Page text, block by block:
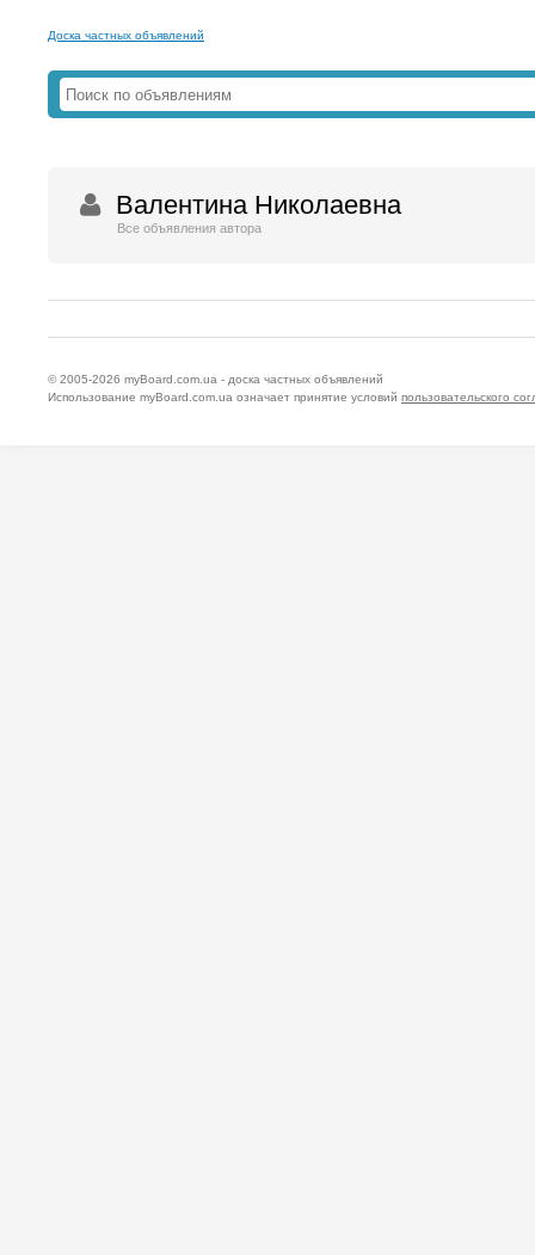
Доска частных объявлений
Валентина Николаевна
Все объявления автора
© 2005-2026 myBoard.com.ua - доска частных объявлений
Использование myBoard.com.ua означает принятие условий пользовательского